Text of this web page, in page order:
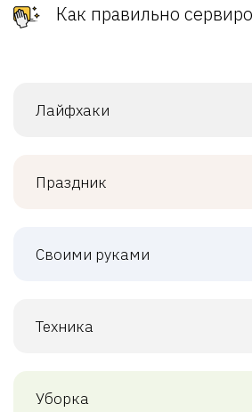
Как правильно
Лайфхаки
Праздник
Своими руками
Техника
Уборка